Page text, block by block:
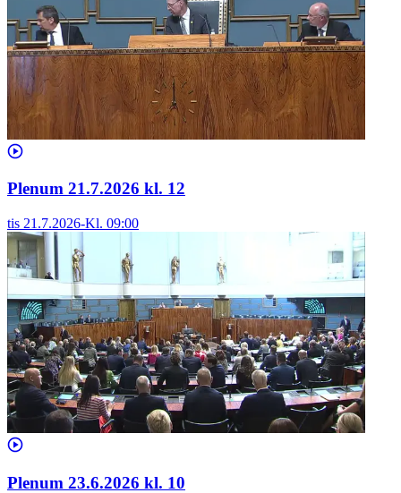
Plenum 21.7.2026 kl. 12
tis 21.7.2026-Kl. 09:00
Plenum 23.6.2026 kl. 10